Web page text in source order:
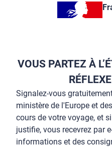
VOUS PARTEZ À
Signalez-vous
ministère de l'Europe et
cours de votre voyage, et
justifie, vous recevrez par
informations et des